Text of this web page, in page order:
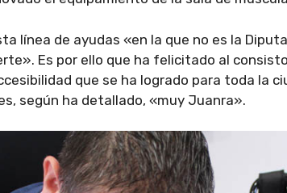
línea de ayudas «en la que no es la
Es por ello que ha felicitado al
que se ha logrado para toda la
según ha detallado, «muy Juanra».